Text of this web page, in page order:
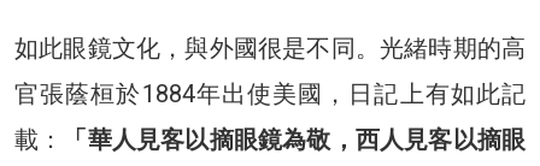
如此眼鏡文化，與外國很是不同。光緒時期的高
官張蔭桓於1884年出使美國，日記上有如此記
載：
「華人見客以摘眼鏡為敬，西人見客以摘眼